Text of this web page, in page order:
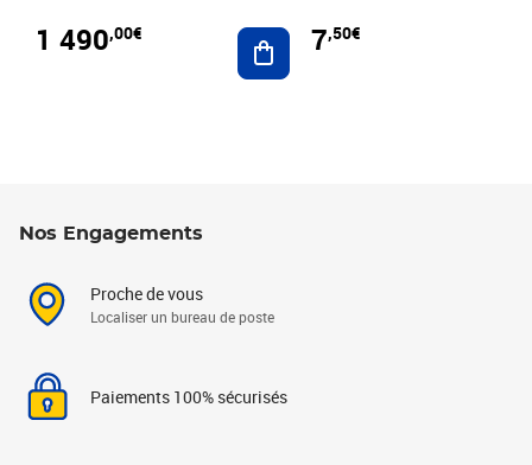
1 490,00€ Ajouter au panier
7,50€
Nos Engagements
Proche de vous
Localiser un bureau de poste
Paiements 100% sécurisés